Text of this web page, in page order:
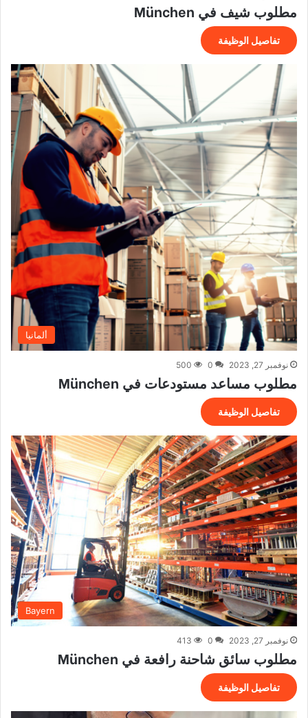
مطلوب شيف في München
تفاصيل الوظيفة
ألمانيا
نوفمبر 27, 2023 0
500
مطلوب مساعد مستودعات في München
تفاصيل الوظيفة
Bayern
نوفمبر 27, 2023 0
413
مطلوب سائق شاحنة رافعة في München
تفاصيل الوظيفة